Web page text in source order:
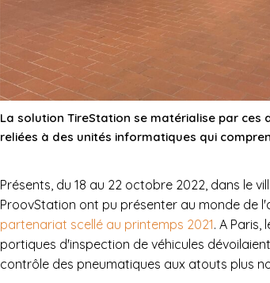
La solution TireStation se matérialise par ces
reliées à des unités informatiques qui
Présents, du 18 au 22 octobre 2022, dans le
ProovStation ont pu présenter au monde de
partenariat scellé au printemps 2021. A
portiques d'inspection de véhicules
contrôle des pneumatiques aux atouts plus